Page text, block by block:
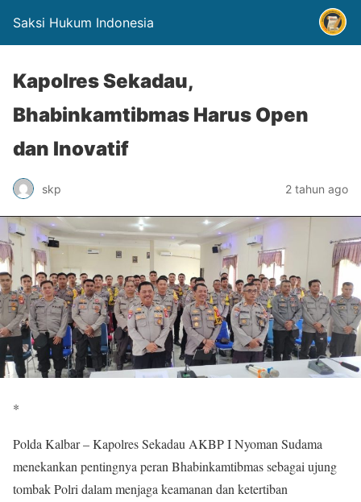
Saksi Hukum Indonesia
Kapolres Sekadau,
Bhabinkamtibmas Harus Open
dan Inovatif
skp 2 tahun ago
*
Polda Kalbar – Kapolres Sekadau AKBP I Nyoman Sudama
menekankan pentingnya peran Bhabinkamtibmas sebagai ujung
tombak Polri dalam menjaga keamanan dan ketertiban